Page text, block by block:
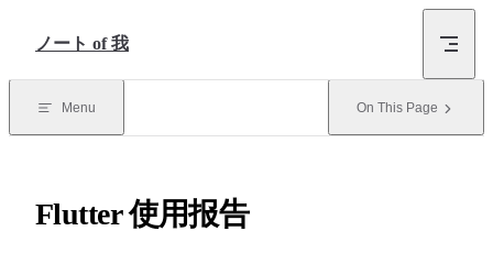
ノート of 我
Menu On This Page
Flutter 使用报告